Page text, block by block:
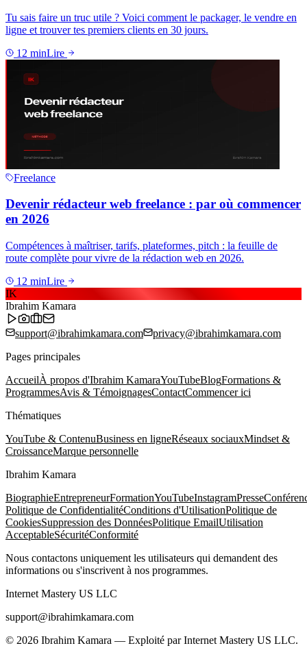
Tu sais faire un truc utile ? Voici comment le packager, le vendre en
ligne et trouver tes premiers clients en 30 jours.
12 minLire
Freelance
Devenir rédacteur web freelance : par où commencer
en 2026
Compétences à maîtriser, tarifs, plateformes, pitch : la feuille de
route complète pour vivre de la rédaction web en 2026.
12 minLire
IK
Ibrahim Kamara
support@ibrahimkamara.com
privacy@ibrahimkamara.com
Pages principales
AccueilÀ propos d'Ibrahim KamaraYouTubeBlogFormations &
ProgrammesAvis & TémoignagesContactCommencer ici
Thématiques
YouTube & ContenuBusiness en ligneRéseaux sociauxMindset &
CroissanceMarque personnelle
Ibrahim Kamara
BiographieEntrepreneurFormationYouTubeInstagramPresse
Politique de ConfidentialitéConditions d'UtilisationPolitique de
CookiesSuppression des DonnéesPolitique EmailUtilisation
AcceptableSécuritéConformité
Nous contactons uniquement les utilisateurs qui demandent des
informations ou s'inscrivent à nos programmes.
Internet Mastery US LLC
support@ibrahimkamara.com
© 2026 Ibrahim Kamara — Exploité par Internet Mastery US LLC.